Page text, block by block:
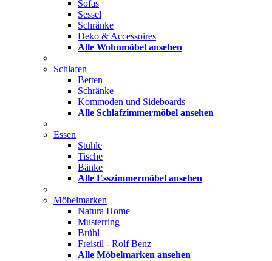
Sofas
Sessel
Schränke
Deko & Accessoires
Alle Wohnmöbel ansehen
Schlafen
Betten
Schränke
Kommoden und Sideboards
Alle Schlafzimmermöbel ansehen
Essen
Stühle
Tische
Bänke
Alle Esszimmermöbel ansehen
Möbelmarken
Natura Home
Musterring
Brühl
Freistil - Rolf Benz
Alle Möbelmarken ansehen